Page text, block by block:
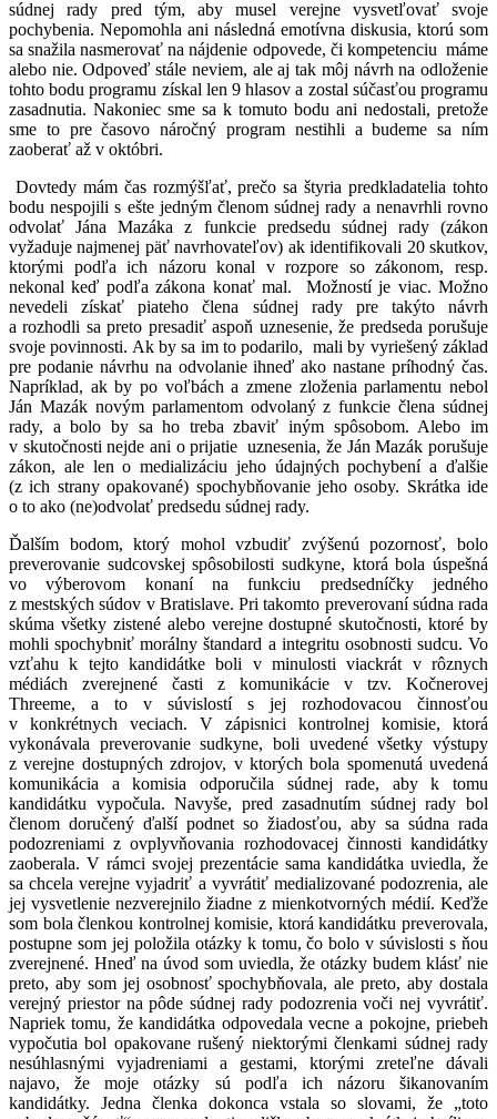
súdnej rady pred tým, aby musel verejne vysvetľovať svoje
pochybenia. Nepomohla ani následná emotívna diskusia, ktorú som
sa snažila nasmerovať na nájdenie odpovede, či kompetenciu máme
alebo nie. Odpoveď stále neviem, ale aj tak môj návrh na odloženie
tohto bodu programu získal len 9 hlasov a zostal súčasťou programu
zasadnutia. Nakoniec sme sa k tomuto bodu ani nedostali, pretože
sme to pre časovo náročný program nestihli a budeme sa ním
zaoberať až v októbri.
Dovtedy mám čas rozmýšľať, prečo sa štyria predkladatelia tohto
bodu nespojili s ešte jedným členom súdnej rady a nenavrhli rovno
odvolať Jána Mazáka z funkcie predsedu súdnej rady (zákon
vyžaduje najmenej päť navrhovateľov) ak identifikovali 20 skutkov,
ktorými podľa ich názoru konal v rozpore so zákonom, resp.
nekonal keď podľa zákona konať mal. Možností je viac. Možno
nevedeli získať piateho člena súdnej rady pre takýto návrh
a rozhodli sa preto presadiť aspoň uznesenie, že predseda porušuje
svoje povinnosti. Ak by sa im to podarilo, mali by vyriešený základ
pre podanie návrhu na odvolanie ihneď ako nastane príhodný čas.
Napríklad, ak by po voľbách a zmene zloženia parlamentu nebol
Ján Mazák novým parlamentom odvolaný z funkcie člena súdnej
rady, a bolo by sa ho treba zbaviť iným spôsobom. Alebo im
v skutočnosti nejde ani o prijatie uznesenia, že Ján Mazák porušuje
zákon, ale len o medializáciu jeho údajných pochybení a ďalšie
(z ich strany opakované) spochybňovanie jeho osoby. Skrátka ide
o to ako (ne)odvolať predsedu súdnej rady.
Ďalším bodom, ktorý mohol vzbudiť zvýšenú pozornosť, bolo
preverovanie sudcovskej spôsobilosti sudkyne, ktorá bola úspešná
vo výberovom konaní na funkciu predsedníčky jedného
z mestských súdov v Bratislave. Pri takomto preverovaní súdna rada
skúma všetky zistené alebo verejne dostupné skutočnosti, ktoré by
mohli spochybniť morálny štandard a integritu osobnosti sudcu. Vo
vzťahu k tejto kandidátke boli v minulosti viackrát v rôznych
médiách zverejnené časti z komunikácie v tzv. Kočnerovej
Threeme, a to v súvislostí s jej rozhodovacou činnosťou
v konkrétnych veciach. V zápisnici kontrolnej komisie, ktorá
vykonávala preverovanie sudkyne, boli uvedené všetky výstupy
z verejne dostupných zdrojov, v ktorých bola spomenutá uvedená
komunikácia a komisia odporučila súdnej rade, aby k tomu
kandidátku vypočula. Navyše, pred zasadnutím súdnej rady bol
členom doručený ďalší podnet so žiadosťou, aby sa súdna rada
podozreniami z ovplyvňovania rozhodovacej činnosti kandidátky
zaoberala. V rámci svojej prezentácie sama kandidátka uviedla, že
sa chcela verejne vyjadriť a vyvrátiť medializované podozrenia, ale
jej vysvetlenie nezverejnilo žiadne z mienkotvorných médií. Keďže
som bola členkou kontrolnej komisie, ktorá kandidátku preverovala,
postupne som jej položila otázky k tomu, čo bolo v súvislosti s ňou
zverejnené. Hneď na úvod som uviedla, že otázky budem klásť nie
preto, aby som jej osobnosť spochybňovala, ale preto, aby dostala
verejný priestor na pôde súdnej rady podozrenia voči nej vyvrátiť.
Napriek tomu, že kandidátka odpovedala vecne a pokojne, priebeh
vypočutia bol opakovane rušený niektorými členkami súdnej rady
nesúhlasnými vyjadreniami a gestami, ktorými zreteľne dávali
najavo, že moje otázky sú podľa ich názoru šikanovaním
kandidátky. Jedna členka dokonca vstala so slovami, že „toto